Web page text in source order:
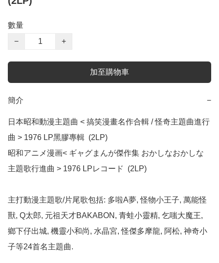
數量
−
+
加至購物車
簡介 −
日本昭和動漫主題曲 < 搞笑漫畫名作合輯 / 怪奇主題曲進行
曲 > 1976 LP黑膠專輯  (2LP)
昭和アニメ漫画< ギャグまんが傑作集 おかしなおかしな
主題歌行進曲 > 1976 LPレコード  (2LP)
主打動漫主題歌/片尾歌包括: 多啦A夢, 怪物小王子, 萬能怪
獸, Q太郎, 元祖天才BAKABON, 青蛙小靈精, 乞嗤大魔王,
鄉下仔出城, 機靈小和尚, 水晶宮, 怪傑多摩龍, 阿松, 神奇小
子等24首名主題曲.